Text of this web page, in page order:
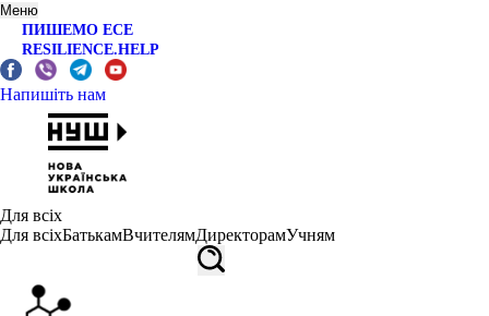
Меню
ПИШЕМО ЕСЕ
RESILIENCE.HELP
Напишіть нам
Для всіх
Для всіхБатькамВчителямДиректорамУчням